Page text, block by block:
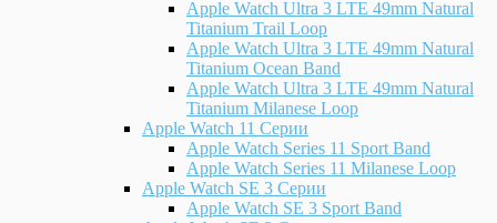
Apple Watch Ultra 3 LTE 49mm Natural
Titanium Trail Loop
Apple Watch Ultra 3 LTE 49mm Natural
Titanium Ocean Band
Apple Watch Ultra 3 LTE 49mm Natural
Titanium Milanese Loop
Apple Watch 11 Серии
Apple Watch Series 11 Sport Band
Apple Watch Series 11 Milanese Loop
Apple Watch SE 3 Серии
Apple Watch SE 3 Sport Band